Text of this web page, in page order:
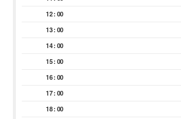
경영공시
12 : 00
13 : 00
14 : 00
15 : 00
16 : 00
17 : 00
18 : 00